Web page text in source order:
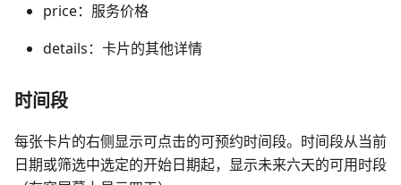
price：服务价格
details：卡片的其他详情
时间段
每张卡片的右侧显示可点击的可预约时间段。时间段从当前
日期或筛选中选定的开始日期起，显示未来六天的可用时段